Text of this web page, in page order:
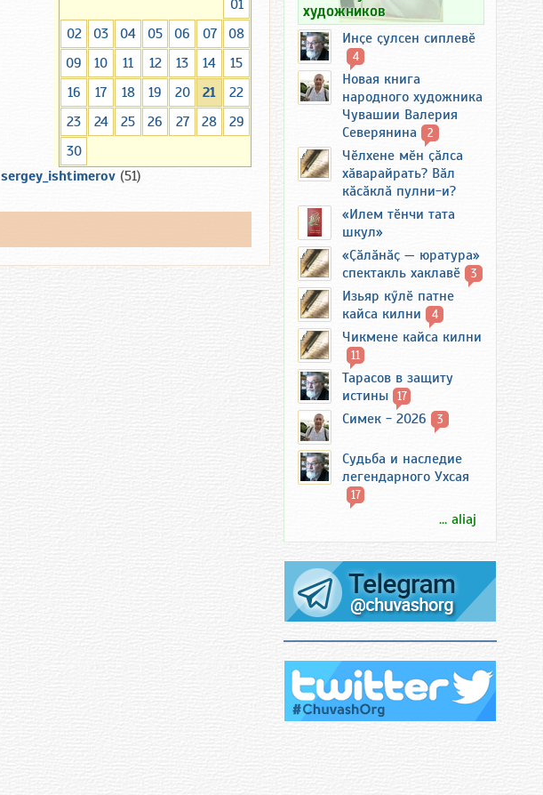
01
02
03 04 05 06 07
08
09
10 11 12 13 14
15
16
17 18 19 20 21
22
23
24 25 26 27 28
29
30
sergey_ishtimerov (51)
художников
Инҫе ҫулсен сиплевӗ
4
Новая книга
народного художника
Чувашии Валерия
Северянина
2
Чӗлхене мӗн ҫӑлса
хӑварайрать? Вӑл
кӑсӑклӑ пулни-и?
«Илем тӗнчи тата
шкул»
«Ҫӑлӑнӑҫ — юратура»
спектакль хаклавӗ
3
Изьяр кӳлӗ патне
кайса килни
4
Чикмене кайса килни
11
Тарасов в защиту
истины 17
Симек - 2026 3
Судьба и наследие
легендарного Ухсая
17
... aliaj